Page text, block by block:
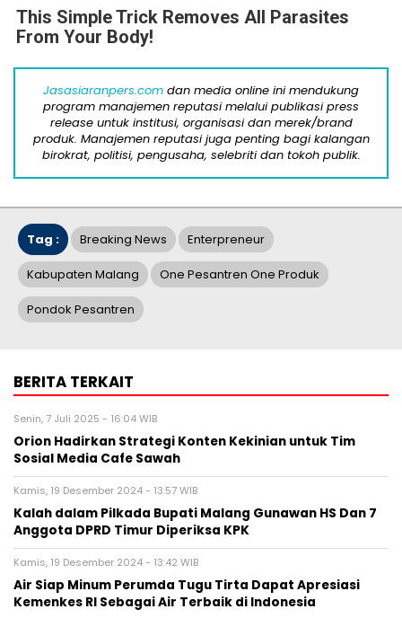
This Simple Trick Removes All Parasites
From Your Body!
Jasasiaranpers.com dan media online ini mendukung
program manajemen reputasi melalui publikasi press
release untuk institusi, organisasi dan merek/brand
produk. Manajemen reputasi juga penting bagi kalangan
birokrat, politisi, pengusaha, selebriti dan tokoh publik.
Tag : Breaking News Enterpreneur
Kabupaten Malang One Pesantren One Produk
Pondok Pesantren
BERITA TERKAIT
Senin, 7 Juli 2025 - 16:04 WIB
Orion Hadirkan Strategi Konten Kekinian untuk Tim
Sosial Media Cafe Sawah
Kamis, 19 Desember 2024 - 13:57 WIB
Kalah dalam Pilkada Bupati Malang Gunawan HS Dan 7
Anggota DPRD Timur Diperiksa KPK
Kamis, 19 Desember 2024 - 13:42 WIB
Air Siap Minum Perumda Tugu Tirta Dapat Apresiasi
Kemenkes RI Sebagai Air Terbaik di Indonesia